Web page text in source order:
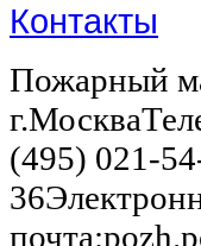
Контакты
Пожарный
(495) 021-